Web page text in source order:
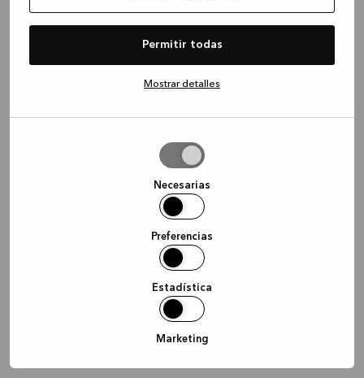
Permitir todas
Mostrar detalles
Necesarias
Preferencias
Estadística
Marketing
loadingwww.kvik.es (see the browser console for more